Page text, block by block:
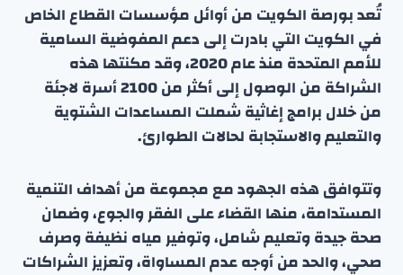
تُعد بورصة الكويت من أوائل مؤسسات القطاع الخاص
في الكويت التي بادرت إلى دعم المفوضية السامية
للأمم المتحدة منذ عام 2020، وقد مكنتها هذه
الشراكة من الوصول إلى أكثر من 2100 أسرة لاجئة
من خلال برامج إغاثية شملت المساعدات الشتوية
والتعليم والاستجابة لحالات الطوارئ.
وتتوافق هذه الجهود مع مجموعة من أهداف التنمية
المستدامة، منها القضاء على الفقر والجوع، وضمان
صحة جيدة وتعليم شامل، وتوفير مياه نظيفة وصرف
صحي، والحد من أوجه عدم المساواة، وتعزيز الشراكات